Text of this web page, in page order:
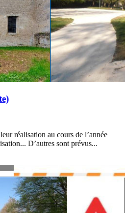
réalisation au cours de l’année
D’autres sont prévus...